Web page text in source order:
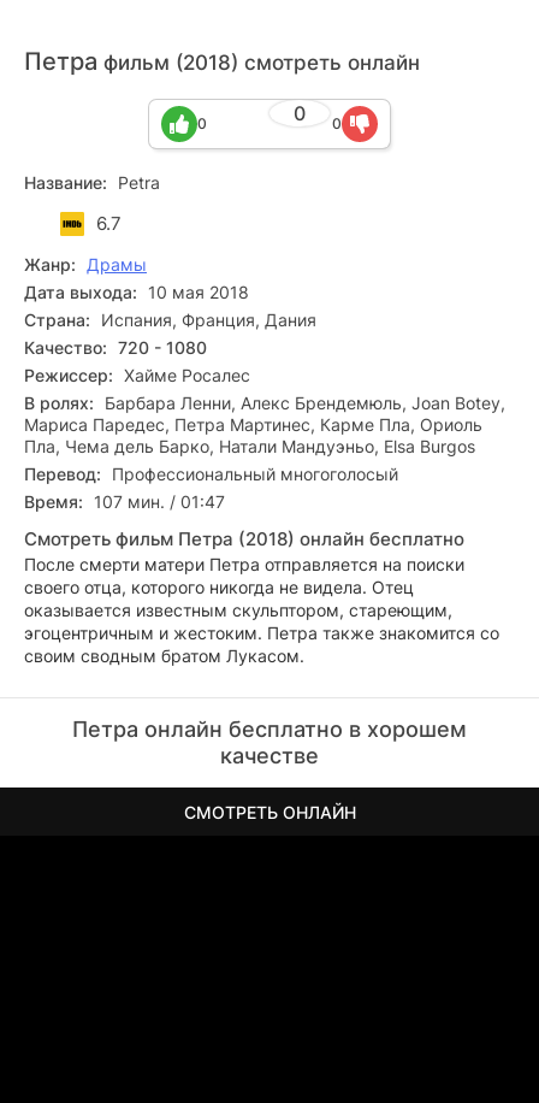
Петра фильм (2018) смотреть онлайн
0
0 0
Название: Petra
6.7
Жанр:
Драмы
Дата выхода:
10 мая 2018
Страна:
Испания, Франция, Дания
Качество: 720 - 1080
Режиссер: Хайме Росалес
В ролях:
Барбара Ленни, Алекс Брендемюль, Joan Botey,
Мариса Паредес, Петра Мартинес, Карме Пла, Ориоль
Пла, Чема дель Барко, Натали Мандуэньо, Elsa Burgos
Перевод:
Профессиональный многоголосый
Время:
107 мин. / 01:47
Смотреть фильм Петра (2018) онлайн бесплатно
После смерти матери Петра отправляется на поиски
своего отца, которого никогда не видела. Отец
оказывается известным скульптором, стареющим,
эгоцентричным и жестоким. Петра также знакомится со
своим сводным братом Лукасом.
Петра онлайн бесплатно в хорошем
качестве
СМОТРЕТЬ ОНЛАЙН